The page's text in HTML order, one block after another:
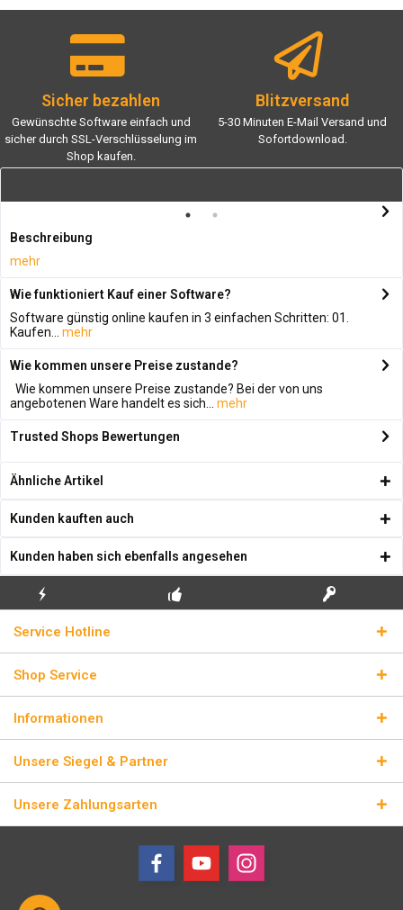
Sicher bezahlen
Gewünschte Software einfach und
sicher durch SSL-Verschlüsselung im
Shop kaufen.
Blitzversand
5-30 Minuten E-Mail Versand und
Sofortdownload.
Beschreibung
mehr
Wie funktioniert Kauf einer Software?
Software günstig online kaufen in 3 einfachen Schritten: 01.
Kaufen...
mehr
Wie kommen unsere Preise zustande?
Wie kommen unsere Preise zustande? Bei der von uns
angebotenen Ware handelt es sich...
mehr
Trusted Shops Bewertungen
Ähnliche Artikel
Kunden kauften auch
Kunden haben sich ebenfalls angesehen
BLITZVERSAND
LIZENZSCHLÜSSEL
Service Hotline
Shop Service
Informationen
Unsere Siegel & Partner
Unsere Zahlungsarten